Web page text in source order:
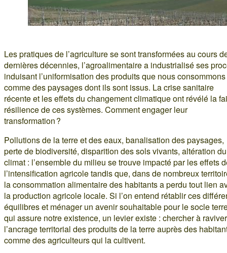
Les pratiques de l’agriculture se sont transformées au cours
dernières décennies, l’agroalimentaire a industrialisé ses
induisant l’uniformisation des produits que nous consommons
comme des paysages dont ils sont issus. La crise sanitaire
récente et les effets du changement climatique ont révélé la
résilience de ces systèmes. Comment engager leur
transformation ?
Pollutions de la terre et des eaux, banalisation des paysages,
perte de biodiversité, disparition des sols vivants, altération du
climat : l’ensemble du milieu se trouve impacté par les effets
l’intensification agricole tandis que, dans de nombreux
la consommation alimentaire des habitants a perdu tout lien
la production agricole locale. Si l’on entend rétablir ces
équilibres et ménager un avenir souhaitable pour le socle
qui assure notre existence, un levier existe : chercher à raviver
l’ancrage territorial des produits de la terre auprès des
comme des agriculteurs qui la cultivent.